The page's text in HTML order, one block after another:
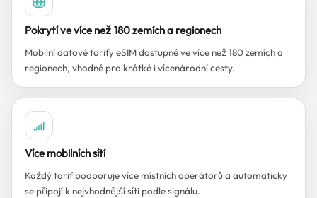
Pokrytí ve více než 180 zemích a regionech
Mobilní datové tarify eSIM dostupné ve více než 180 zemích a
regionech, vhodné pro krátké i vícenárodní cesty.
Více mobilních sítí
Každý tarif podporuje více místních operátorů a automaticky
se připojí k nejvhodnější síti podle signálu.